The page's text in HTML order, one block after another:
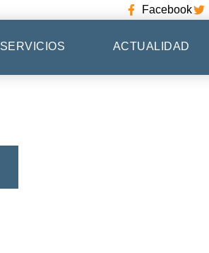
Facebook
SERVICIOS ACTUALIDAD